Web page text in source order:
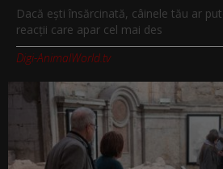
Dacă ești însărcinată, câinele tău ar
reacții care apar cel mai des
Digi-AnimalWorld.tv